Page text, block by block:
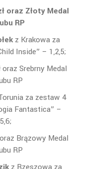
oraz Złoty Medal
RP
z Krakowa za
Inside” – 1,2,5;
oraz Srebrny Medal
RP
za zestaw 4
Fantastica” –
Brązowy Medal
RP